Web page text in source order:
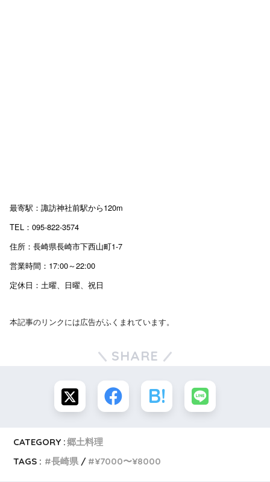
最寄駅：諏訪神社前駅から120m
TEL：095-822-3574
住所：長崎県長崎市下西山町1-7
営業時間：17:00～22:00
定休日：土曜、日曜、祝日
本記事のリンクには広告がふくまれています。
SHARE
CATEGORY :郷土料理
TAGS :
長崎県 ¥7000〜¥8000